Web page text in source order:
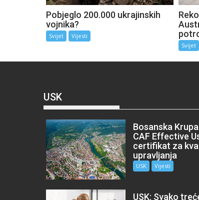
Pobjeglo 200.000 ukrajinskih
vojnika?
Svijet Vijesti
Svijet
USK
Bosanska
CAF Effective
certifikat za
upravljanja
USK Vijesti
USK: Svako